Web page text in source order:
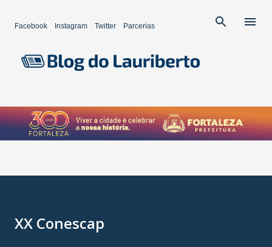
Facebook Instagram Twitter Parcerias
XX Conescap